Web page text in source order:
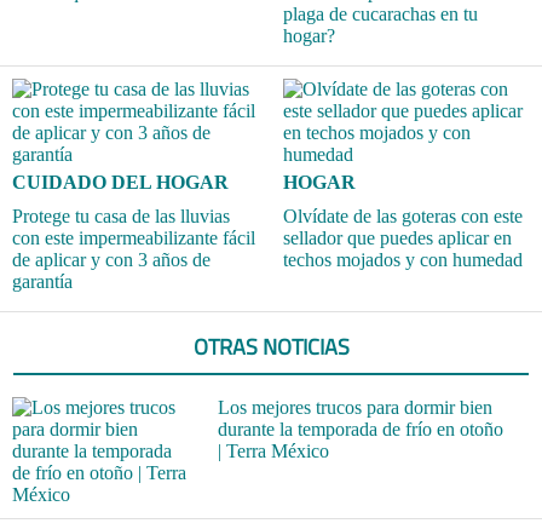
plaga de cucarachas en tu
hogar?
CUIDADO DEL HOGAR
Protege tu casa de las lluvias
con este impermeabilizante fácil
de aplicar y con 3 años de
garantía
HOGAR
Olvídate de las goteras con este
sellador que puedes aplicar en
techos mojados y con humedad
OTRAS NOTICIAS
Los mejores trucos para dormir bien
durante la temporada de frío en otoño
| Terra México